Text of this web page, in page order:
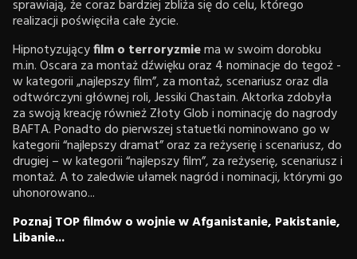
sprawiają, że coraz bardziej zbliża się do celu, którego
realizacji poświęciła całe życie.
Hipnotyzującyfilm o terroryzmiema w swoim dorobku
m.in. Oscara za montaż dźwięku oraz 4 nominacje do tegoż -
w kategorii „najlepszy film”, za montaż, scenariusz oraz dla
odtwórczyni głównej roli, Jessiki Chastain. Aktorka zdobyła
za swoją kreację również Złoty Glob i nominację do nagrody
BAFTA. Ponadto do pierwszej statuetki nominowano go w
kategorii “najlepszy dramat” oraz za reżyserię i scenariusz, do
drugiej – w kategorii “najlepszy film”, za reżyserię, scenariusz i
montaż. A to zaledwie ułamek nagród i nominacji, którymi go
uhonorowano...
Poznaj TOP filmów o wojnie w Afganistanie, Pakistanie,
Libanie...